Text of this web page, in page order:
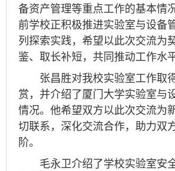
备资产管理等重点工作的基本情
前学校正积极推进实验室与设备
列探索实践，希望以此次交流为
鉴、取长补短，共同推动工作水
张昌胜对我校实验室工作取
赏，并介绍了厦门大学实验室与
情况。他希望双方以此次交流为
切联系，深化交流合作，助力双
阶。
毛永卫介绍了学校实验室安